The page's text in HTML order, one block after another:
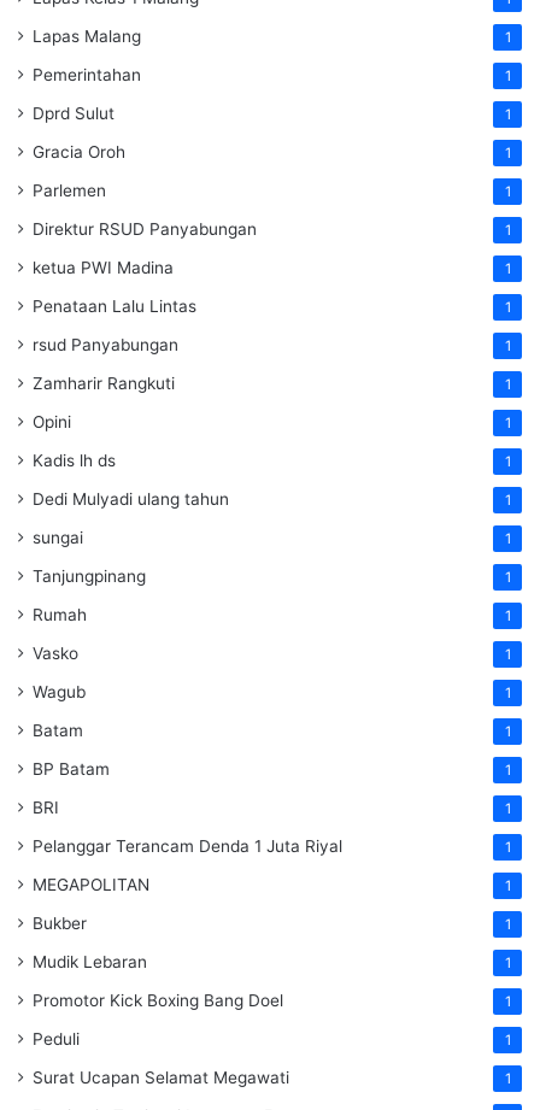
Lapas Malang 1
Pemerintahan 1
Dprd Sulut 1
Gracia Oroh 1
Parlemen 1
Direktur RSUD Panyabungan 1
ketua PWI Madina 1
Penataan Lalu Lintas 1
rsud Panyabungan 1
Zamharir Rangkuti 1
Opini 1
Kadis lh ds 1
Dedi Mulyadi ulang tahun 1
sungai 1
Tanjungpinang 1
Rumah 1
Vasko 1
Wagub 1
Batam 1
BP Batam 1
BRI 1
Pelanggar Terancam Denda 1 Juta Riyal 1
MEGAPOLITAN 1
Bukber 1
Mudik Lebaran 1
Promotor Kick Boxing Bang Doel 1
Peduli 1
Surat Ucapan Selamat Megawati 1